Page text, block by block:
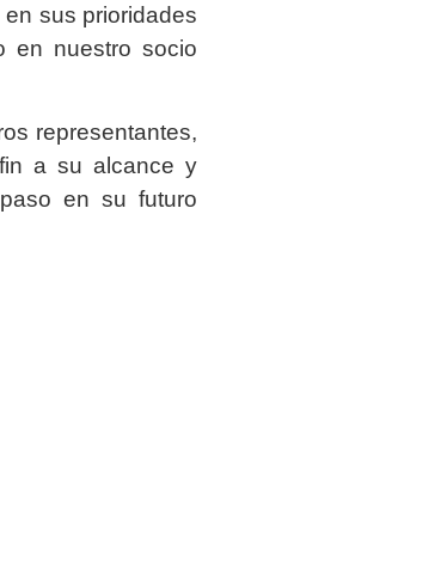
sus prioridades
en nuestro socio
representantes,
a su alcance y
en su futuro